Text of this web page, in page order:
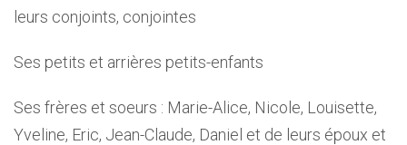
leurs conjoints, conjointes
Ses petits et arrières petits-enfants
Ses frères et soeurs : Marie-Alice, Nicole, Louisette,
Yveline, Eric, Jean-Claude, Daniel et de leurs époux et